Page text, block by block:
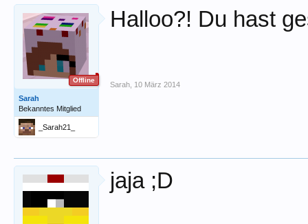
Offline
Sarah
Bekanntes Mitglied
_Sarah21_
Halloo?! Du hast
Sarah 10 März 2014
jaja ;D